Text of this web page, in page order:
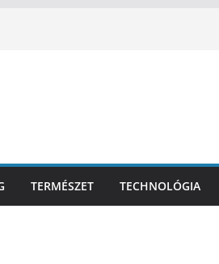
TERMÉSZET TECHNOLÓGIA